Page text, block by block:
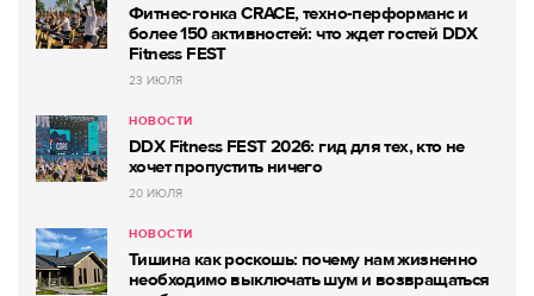
Фитнес-гонка CRACE, техно-перформанс и
более 150 активностей: что ждет гостей DDX
Fitness FEST
23 ИЮЛЯ
НОВОСТИ
DDX Fitness FEST 2026: гид для тех, кто не
хочет пропустить ничего
20 ИЮЛЯ
НОВОСТИ
Тишина как роскошь: почему нам жизненно
необходимо выключать шум и возвращаться